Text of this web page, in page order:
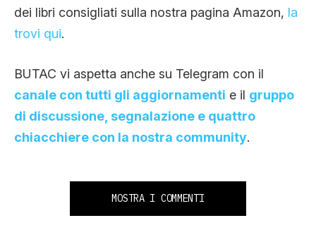
dei libri consigliati sulla nostra pagina Amazon, la
trovi qui.
BUTAC vi aspetta anche su Telegram con il
canale con tutti gli aggiornamenti e il gruppo
di discussione, segnalazione e quattro
chiacchiere con la nostra community.
MOSTRA I COMMENTI